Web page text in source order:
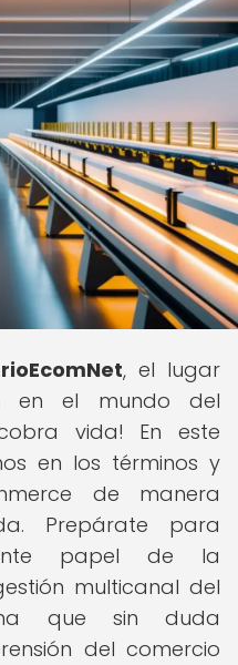
, el lugar
en el mundo del
vida! En este
en los términos y
de manera
Prepárate para
papel de la
multicanal del
que sin duda
del comercio